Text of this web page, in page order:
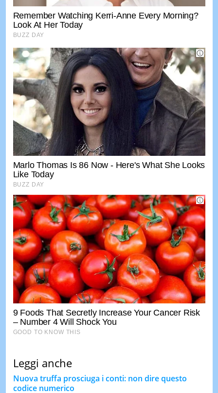
Leggi anche
Nuova truffa prosciuga i conti: non dire questo
codice numerico